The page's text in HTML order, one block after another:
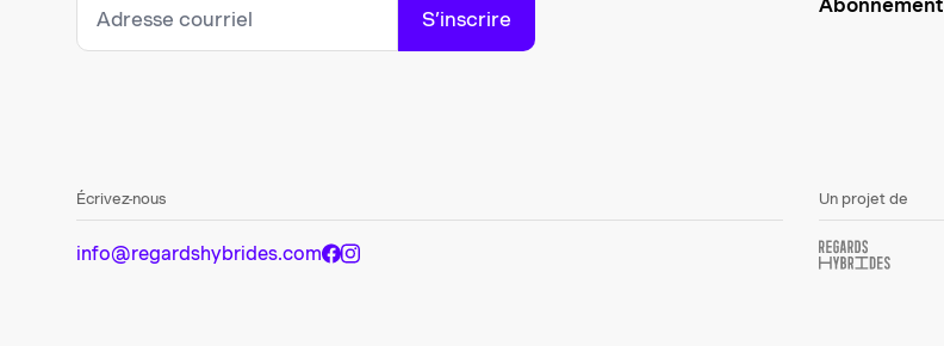
S’inscrire
Écrivez-nous
info@regardshybrides.com
Un projet de